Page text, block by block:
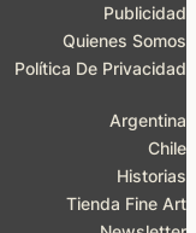
Publicidad
Quienes Somos
Política De Privacidad
Argentina
Chile
Historias
Tienda Fine Art